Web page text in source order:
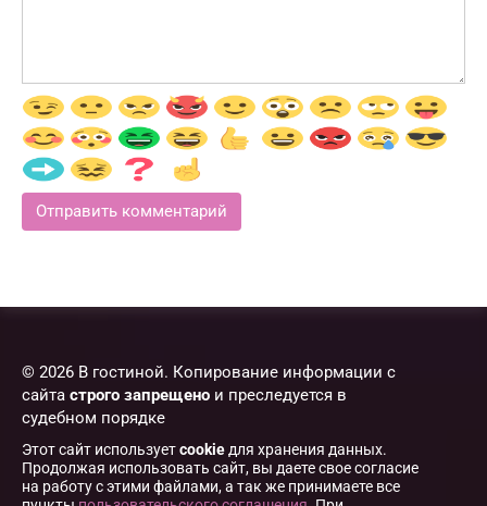
© 2026 В гостиной. Копирование информации с
сайта строго запрещено и преследуется в
судебном порядке
Этот сайт используетcookie для хранения данных.
Продолжая использовать сайт, вы даете свое согласие
на работу с этими файлами, а так же принимаете все